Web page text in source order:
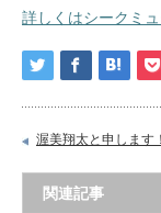
詳しくはシークミ
渥美翔太と申します！
関連記事